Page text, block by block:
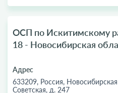
ОСП по Искитимскому
18 - Новосибирская
Адрес
633209, Россия,
Советская, д. 247